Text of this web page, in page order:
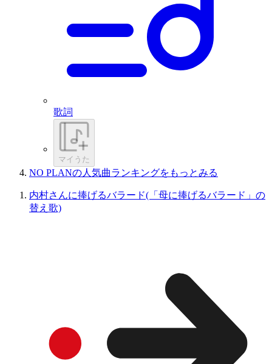
歌詞
マイうた
NO PLANの人気曲ランキングをもっとみる
内村さんに捧げるバラード(「母に捧げるバラード」の
替え歌)